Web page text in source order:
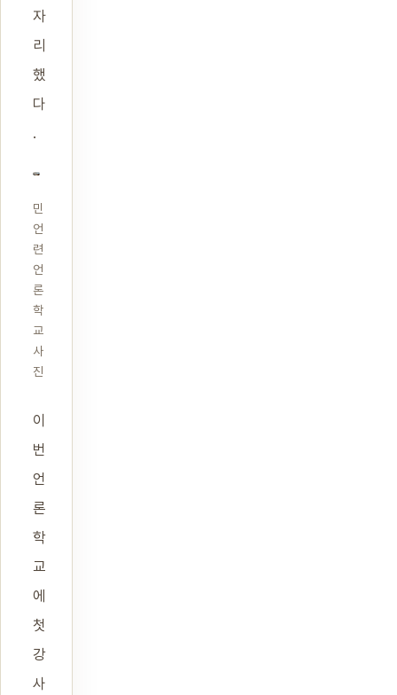
자
리
했
다
.
민
언
련
언
론
학
교
사
진
이
번
언
론
학
교
에
첫
강
사